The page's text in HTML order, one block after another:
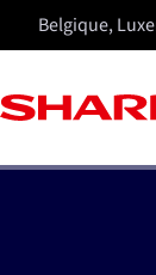
Belgique,